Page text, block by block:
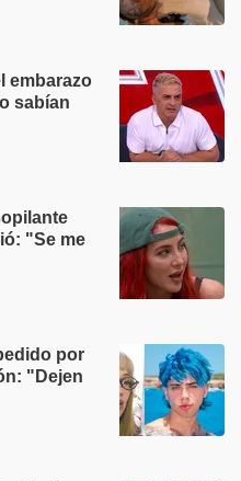
embarazo
sabían
"Se me
por
"Dejen